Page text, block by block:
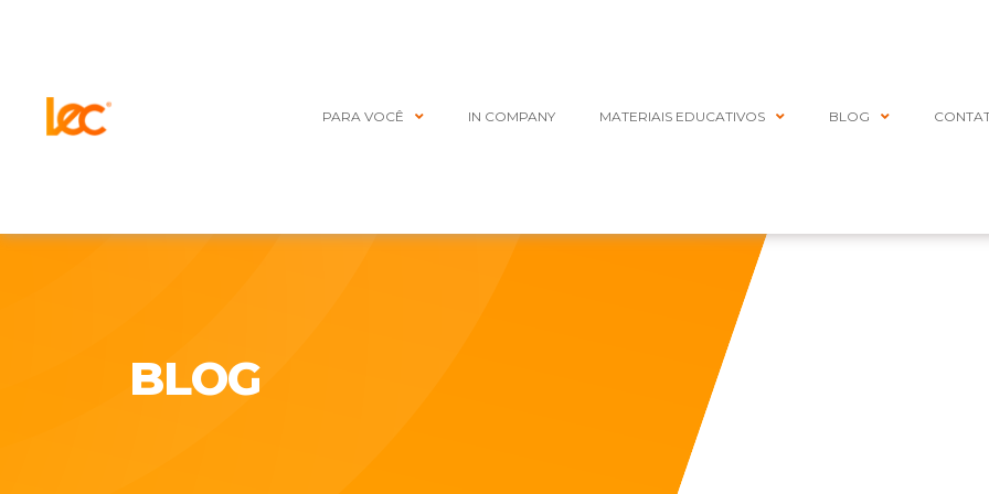
PARA VOCÊ IN COMPANY MATERIAIS EDUCATIVOS BLOG
BLOG